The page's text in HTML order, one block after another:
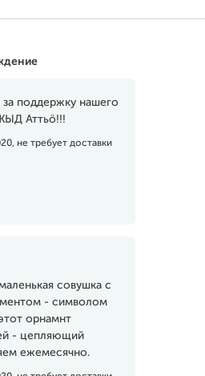
поддержку нашего
Аттьӧ!!!
не требует доставки
совушка с
- символом
орнамнт
- цепляющий
ежемесячно.